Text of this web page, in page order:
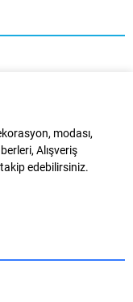
modası,
Alışveriş
edebilirsiniz.